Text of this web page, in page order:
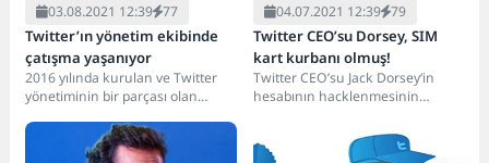
03.08.2021 12:39 77
Twitter’ın yönetim ekibinde
çatışma yaşanıyor
2016 yılında kurulan ve Twitter
yönetiminin bir parçası olan
zamanlarda...
04.07.2021 12:39 79
Twitter CEO’su Dorsey, SIM
kart kurbanı olmuş!
Twitter CEO’su Jack Dorsey‘in
hesabının hacklenmesinin
geçmedi. Ele geçirilen hesap...